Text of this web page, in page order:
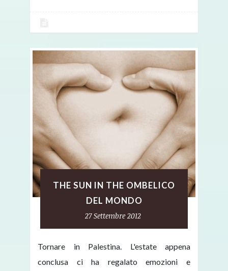
THE SUN IN THE OMBELICO
DEL MONDO
27 Settembre 2012
Tornare in Palestina. L'estate appena
conclusa ci ha regalato emozioni e